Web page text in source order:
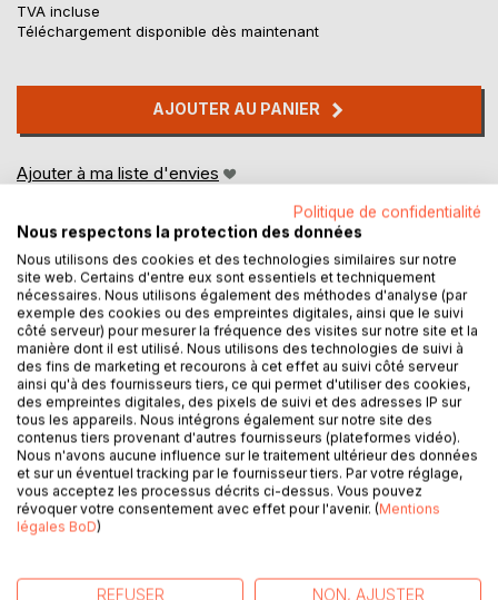
TVA incluse
Téléchargement disponible dès maintenant
AJOUTER AU PANIER
Ajouter à ma liste d'envies
DESCRIPTION
L’histoire de Jésus serait-elle la plus énorme supercherie
qu’a connu l’Humanité ? La plus grande mystification
planétaire. créée par une poignée de mystificateurs ou de
dissidents juifs ?
Il y a maintenant plus de 2000 ans que le mystère demeure.
Jésus a existé. Il semble parfaitement improbable qu’une
Politique de confidentialité
Nous respectons la protection des données
Nous utilisons des cookies et des technologies similaires sur notre
site web. Certains d'entre eux sont essentiels et techniquement
nécessaires. Nous utilisons également des méthodes d'analyse (par
exemple des cookies ou des empreintes digitales, ainsi que le suivi
côté serveur) pour mesurer la fréquence des visites sur notre site et la
manière dont il est utilisé. Nous utilisons des technologies de suivi à
des fins de marketing et recourons à cet effet au suivi côté serveur
ainsi qu'à des fournisseurs tiers, ce qui permet d'utiliser des cookies,
des empreintes digitales, des pixels de suivi et des adresses IP sur
tous les appareils. Nous intégrons également sur notre site des
contenus tiers provenant d'autres fournisseurs (plateformes vidéo).
Nous n'avons aucune influence sur le traitement ultérieur des données
et sur un éventuel tracking par le fournisseur tiers. Par votre réglage,
vous acceptez les processus décrits ci-dessus. Vous pouvez
révoquer votre consentement avec effet pour l'avenir. (Mentions
légales BoD)
REFUSER NON, AJUSTER